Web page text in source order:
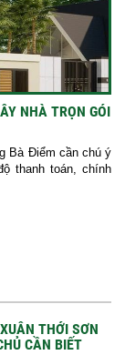
NHÀ TRỌN GÓI
Bà Điểm cần chú ý
thanh toán, chính
THỚI SƠN
CẦN BIẾT